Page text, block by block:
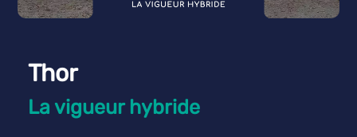
Thor
La vigueur hybride